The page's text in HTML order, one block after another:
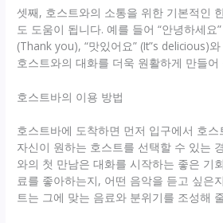
셋째, 호스트와의 소통을 위한 기본적인
도 도움이 됩니다. 예를 들어 “안녕하세요
(Thank you), “맛있어요” (It”s delicious)
호스트와의 대화를 더욱 원활하게 만들어
호스트바의 이용 방법
호스트바에 도착하면 먼저 입구에서 호스
자신이 원하는 호스트를 선택할 수 있는
와의 첫 만남은 대화를 시작하는 좋은 기
료를 좋아하는지, 어떤 음악을 듣고 싶은
트는 그에 맞는 음료와 분위기를 조성해